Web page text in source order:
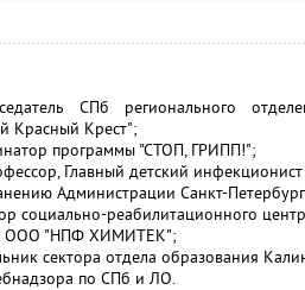
СПб регионального
Красный Крест";
программы "СТОП, ГРИПП!";
Главный детский инфекционист
Администрации Санкт-
социально-реабилитационного
ООО "НПФ ХИМИТЕК";
сектора отдела образования
по СПб и ЛО.